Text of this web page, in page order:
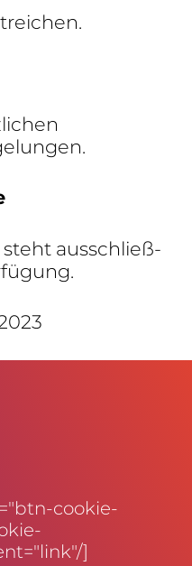
steht ausschließ­
cookie-
]